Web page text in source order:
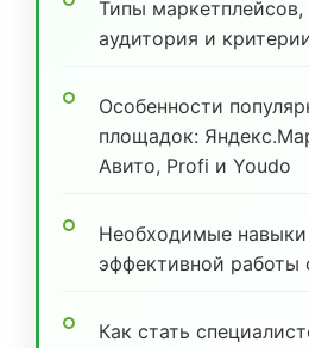
Типы маркетплейсов,
аудитория и
Особенности
площадок:
Авито, Profi и Youdo
Необходимые навыки
эффективной
Как стать